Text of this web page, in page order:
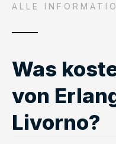
ALLE
Was
von
Livorno?